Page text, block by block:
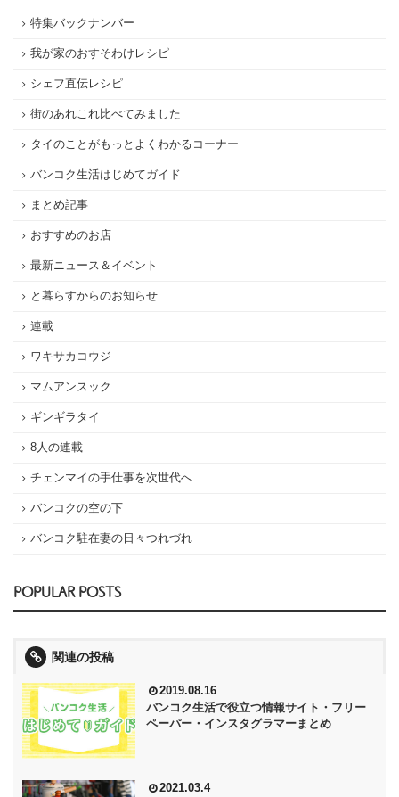
特集バックナンバー
我が家のおすそわけレシピ
シェフ直伝レシピ
街のあれこれ比べてみました
タイのことがもっとよくわかるコーナー
バンコク生活はじめてガイド
まとめ記事
おすすめのお店
最新ニュース＆イベント
と暮らすからのお知らせ
連載
ワキサカコウジ
マムアンスック
ギンギラタイ
8人の連載
チェンマイの手仕事を次世代へ
バンコクの空の下
バンコク駐在妻の日々つれづれ
POPULAR POSTS
関連の投稿
2019.08.16
バンコク生活で役立つ情報サイト・フリー
ペーパー・インスタグラマーまとめ
2021.03.4